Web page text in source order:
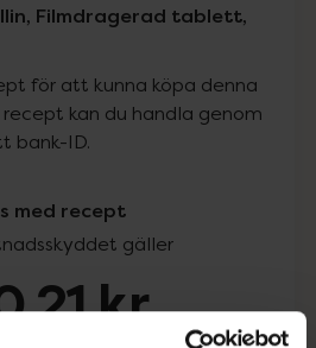
Filmdragerad tablett,
för att kunna köpa denna
kan du handla genom
bank-ID.
med recept
gäller
kr